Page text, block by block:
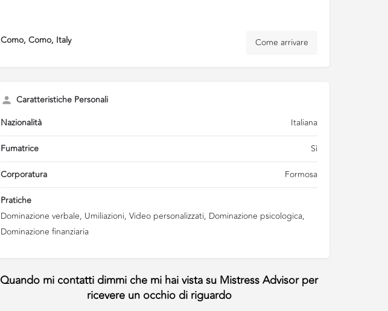
Como, Como, Italy Come arrivare
Caratteristiche Personali
Nazionalità
Italiana
Fumatrice Sì
Corporatura Formosa
Pratiche
Dominazione verbale, Umiliazioni, Video personalizzati, Dominazione psicologica,
Dominazione finanziaria